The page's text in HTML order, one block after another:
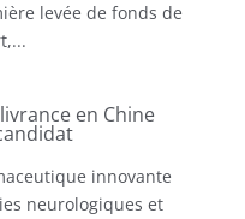
levée de fonds de
en Chine
innovante
neurologiques et